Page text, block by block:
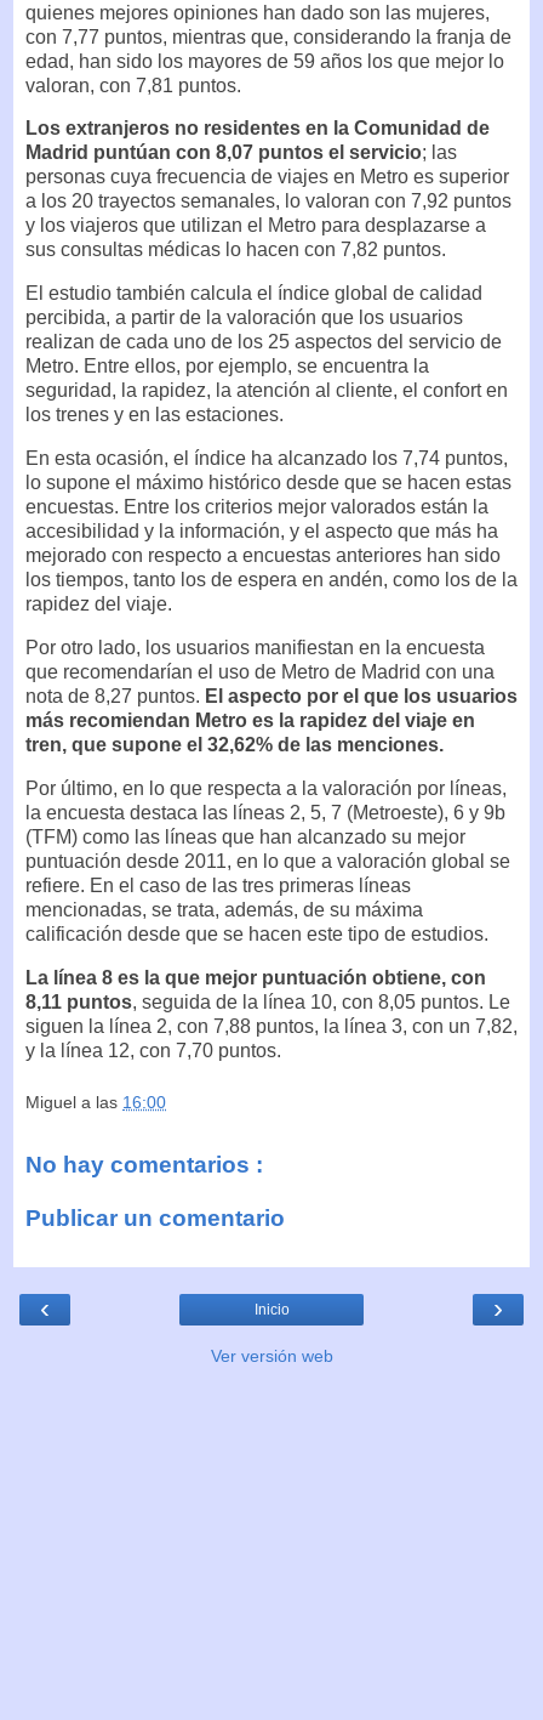
quienes mejores opiniones han dado son las mujeres,
con 7,77 puntos, mientras que, considerando la franja de
edad, han sido los mayores de 59 años los que mejor lo
valoran, con 7,81 puntos.
Los extranjeros no residentes en la Comunidad de
Madrid puntúan con 8,07 puntos el servicio; las
personas cuya frecuencia de viajes en Metro es superior
a los 20 trayectos semanales, lo valoran con 7,92 puntos
y los viajeros que utilizan el Metro para desplazarse a
sus consultas médicas lo hacen con 7,82 puntos.
El estudio también calcula el índice global de calidad
percibida, a partir de la valoración que los usuarios
realizan de cada uno de los 25 aspectos del servicio de
Metro. Entre ellos, por ejemplo, se encuentra la
seguridad, la rapidez, la atención al cliente, el confort en
los trenes y en las estaciones.
En esta ocasión, el índice ha alcanzado los 7,74 puntos,
lo supone el máximo histórico desde que se hacen estas
encuestas. Entre los criterios mejor valorados están la
accesibilidad y la información, y el aspecto que más ha
mejorado con respecto a encuestas anteriores han sido
los tiempos, tanto los de espera en andén, como los de la
rapidez del viaje.
Por otro lado, los usuarios manifiestan en la encuesta
que recomendarían el uso de Metro de Madrid con una
nota de 8,27 puntos. El aspecto por el que los usuarios
más recomiendan Metro es la rapidez del viaje en
tren, que supone el 32,62% de las menciones.
Por último, en lo que respecta a la valoración por líneas,
la encuesta destaca las líneas 2, 5, 7 (Metroeste), 6 y 9b
(TFM) como las líneas que han alcanzado su mejor
puntuación desde 2011, en lo que a valoración global se
refiere. En el caso de las tres primeras líneas
mencionadas, se trata, además, de su máxima
calificación desde que se hacen este tipo de estudios.
La línea 8 es la que mejor puntuación obtiene, con
8,11 puntos, seguida de la línea 10, con 8,05 puntos. Le
siguen la línea 2, con 7,88 puntos, la línea 3, con un 7,82,
y la línea 12, con 7,70 puntos.
Miguel a las 16:00
No hay comentarios :
Publicar un comentario
‹ ›
Inicio
Ver versión web